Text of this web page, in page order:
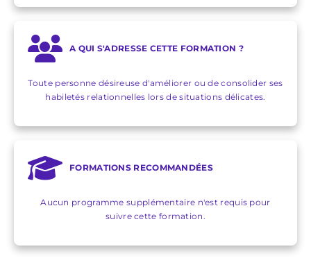
A QUI S'ADRESSE CETTE FORMATION ?
Toute personne désireuse d'améliorer ou de consolider ses
habiletés relationnelles lors de situations délicates.
FORMATIONS RECOMMANDÉES
Aucun programme supplémentaire n'est requis pour
suivre cette formation.